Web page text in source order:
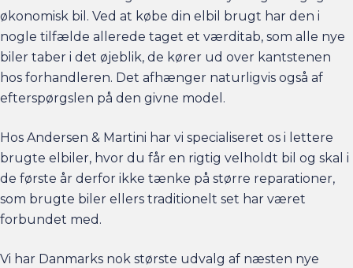
økonomisk bil. Ved at købe din elbil brugt har den i
nogle tilfælde allerede taget et værditab, som alle nye
biler taber i det øjeblik, de kører ud over kantstenen
hos forhandleren. Det afhænger naturligvis også af
efterspørgslen på den givne model.
Hos Andersen & Martini har vi specialiseret os i lettere
brugte elbiler, hvor du får en rigtig velholdt bil og skal i
de første år derfor ikke tænke på større reparationer,
som brugte biler ellers traditionelt set har været
forbundet med.
Vi har Danmarks nok største udvalg af næsten nye